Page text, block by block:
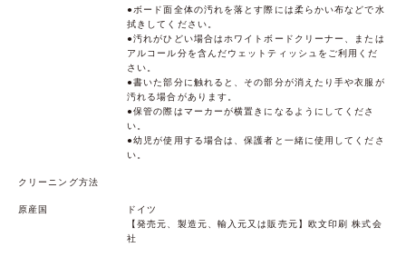
●ボード面全体の汚れを落とす際には柔らかい布などで水
拭きしてください。
●汚れがひどい場合はホワイトボードクリーナー、または
アルコール分を含んだウェットティッシュをご利用くだ
さい。
●書いた部分に触れると、その部分が消えたり手や衣服が
汚れる場合があります。
●保管の際はマーカーが横置きになるようにしてくださ
い。
●幼児が使用する場合は、保護者と一緒に使用してくださ
い。
クリーニング方法
原産国
ドイツ
【発売元、製造元、輸入元又は販売元】欧文印刷 株式会
社